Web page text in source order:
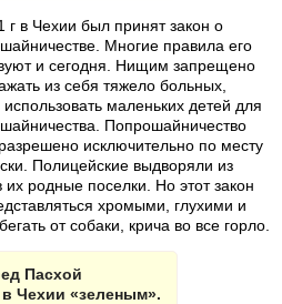
г в Чехии был принят закон о
Многие правила его
и сегодня. Нищим запрещено
из себя тяжело больных,
использовать маленьких детей для
Попрошайничество
исключительно по месту
Полицейские выдворяли из
родные поселки. Но этот закон
хромыми, глухими и
от собаки, крича во все горло.
Пасхой
в Чехии «зеленым».